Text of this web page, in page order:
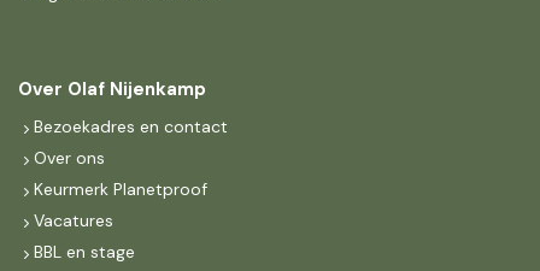
Over Olaf Nijenkamp
Bezoekadres en contact
Over ons
Keurmerk Planetproof
Vacatures
BBL en stage